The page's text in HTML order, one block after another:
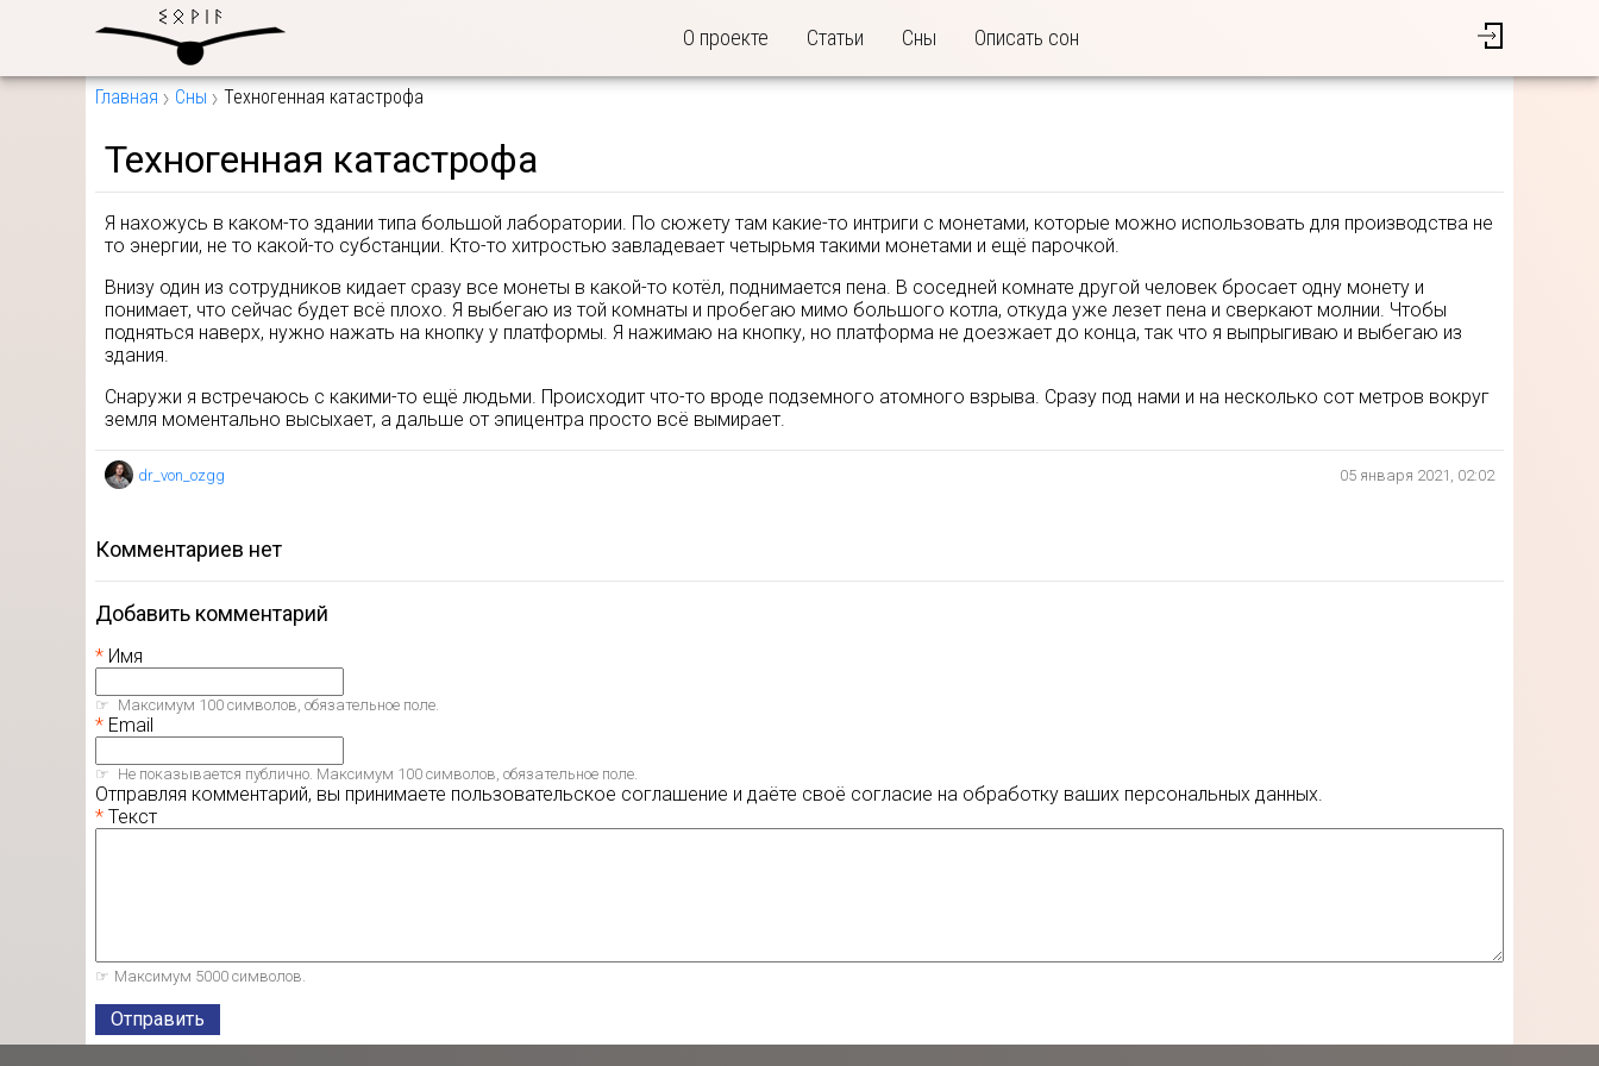
О проекте Статьи Сны Описать сон
Главная Сны Техногенная катастрофа
Техногенная катастрофа
Я нахожусь в каком-то здании типа большой лаборатории. По сюжету там какие-то интриги с монетами, которые можно использовать для производства не
то энергии, не то какой-то субстанции. Кто-то хитростью завладевает четырьмя такими монетами и ещё парочкой.
Внизу один из сотрудников кидает сразу все монеты в какой-то котёл, поднимается пена. В соседней комнате другой человек бросает одну монету и
понимает, что сейчас будет всё плохо. Я выбегаю из той комнаты и пробегаю мимо большого котла, откуда уже лезет пена и сверкают молнии. Чтобы
подняться наверх, нужно нажать на кнопку у платформы. Я нажимаю на кнопку, но платформа не доезжает до конца, так что я выпрыгиваю и выбегаю из
здания.
Снаружи я встречаюсь с какими-то ещё людьми. Происходит что-то вроде подземного атомного взрыва. Сразу под нами и на несколько сот метров вокруг
земля моментально высыхает, а дальше от эпицентра просто всё вымирает.
dr_von_ozgg 05 января 2021, 02:02
комментариев нет
Добавить комментарий
Имя
Максимум 100 символов, обязательное поле.
Email
Не показывается публично. Максимум 100 символов, обязательное поле.
Отправляя комментарий, вы принимаете пользовательское соглашение и даёте своё согласие на обработку ваших персональных данных.
Текст
Максимум 5000 символов.
Отправить